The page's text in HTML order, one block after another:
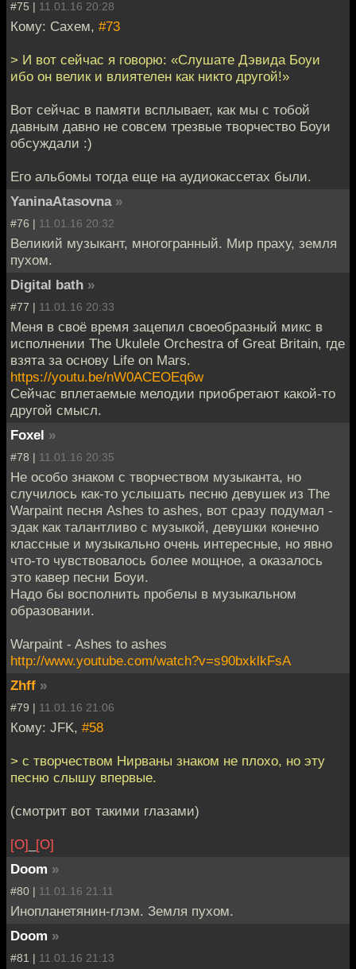
#75 | 11.01.16 20:28
Кому: Сахем, #73
> И вот сейчас я говорю: «Слушате Дэвида Боуи
ибо он велик и влиятелен как никто другой!»
Вот сейчас в памяти всплывает, как мы с тобой
давным давно не совсем трезвые творчество Боуи
обсуждали :)
Его альбомы тогда еще на аудиокассетах были.
YaninaAtasovna »
#76 | 11.01.16 20:32
Великий музыкант, многогранный. Мир праху, земля
пухом.
Digital bath »
#77 | 11.01.16 20:33
Меня в своё время зацепил своеобразный микс в
исполнении The Ukulele Orchestra of Great Britain, где
взята за основу Life on Mars.
https://youtu.be/nW0ACEOEq6w
Сейчас вплетаемые мелодии приобретают какой-то
другой смысл.
Foxel »
#78 | 11.01.16 20:35
Не особо знаком с творчеством музыканта, но
случилось как-то услышать песню девушек из The
Warpaint песня Ashes to ashes, вот сразу подумал -
эдак как талантливо с музыкой, девушки конечно
классные и музыкально очень интересные, но явно
что-то чувствовалось более мощное, а оказалось
это кавер песни Боуи.
Надо бы восполнить пробелы в музыкальном
образовании.
Warpaint - Ashes to ashes
http://www.youtube.com/watch?v=s90bxklkFsA
Zhff »
#79 | 11.01.16 21:06
Кому: JFK, #58
> с творчеством Нирваны знаком не плохо, но эту
песню слышу впервые.
(смотрит вот такими глазами)
[О] [О]
Doom »
#80 | 11.01.16 21:11
Инопланетянин-глэм. Земля пухом.
Doom »
#81 | 11.01.16 21:13